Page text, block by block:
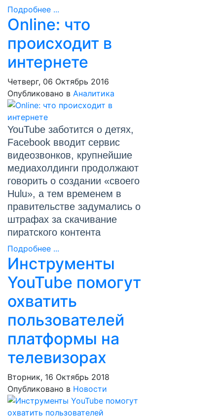
Подробнее ...
Online: что
происходит в
интернете
Четверг, 06 Октябрь 2016
Опубликовано в Аналитика
YouTube заботится о детях,
Facebook вводит сервис
видеозвонков, крупнейшие
медиахолдинги продолжают
говорить о создании «своего
Hulu», а тем временем в
правительстве задумались о
штрафах за скачивание
пиратского контента
Подробнее ...
Инструменты
YouTube помогут
охватить
пользователей
платформы на
телевизорах
Вторник, 16 Октябрь 2018
Опубликовано в Новости